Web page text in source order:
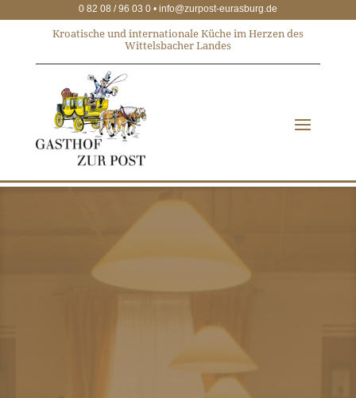
0 82 08 / 96 03 0 • info@zurpost-eurasburg.de
Kroatische und internationale Küche im Herzen des
Wittelsbacher Landes